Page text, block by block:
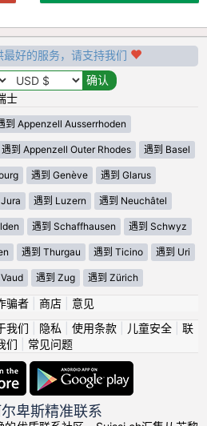
好的服务，请支持我们
士
到 Appenzell Ausserrhoden
遇到 Appenzell Outer Rhodes 遇到 Basel
遇到 Genève 遇到 Glarus
遇到 Luzern 遇到 Neuchâtel
遇到 Schaffhausen 遇到 Schwyz
遇到 Thurgau 遇到 Ticino 遇到 Uri
遇到 Zug 遇到 Zürich
骗者| 商店| 意见
我们 隐私 使用条款| 儿童安全| 联
们
常见问题
卑斯精准联系